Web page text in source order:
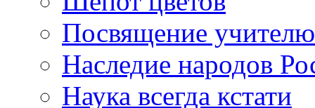
Посвящение учителю
Наследие народов
Наука всегда кстати